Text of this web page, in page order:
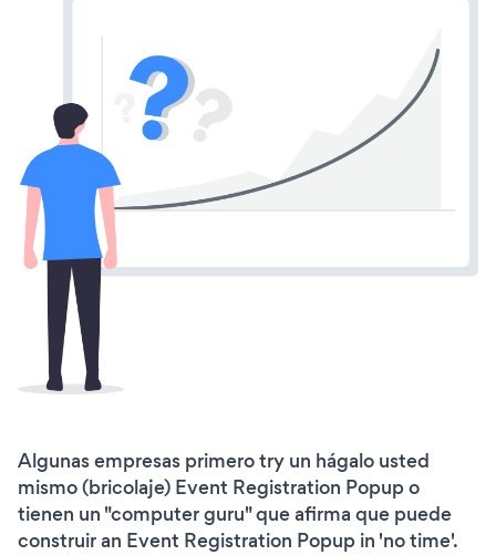
Algunas empresas primero try un hágalo usted
mismo (bricolaje) Event Registration Popup o
tienen un "computer guru" que afirma que puede
construir an Event Registration Popup in 'no time'.